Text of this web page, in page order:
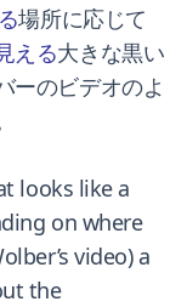
場所に応じて
える大きな黒い
ーのビデオのよ
looks like a
on where
video) a
the